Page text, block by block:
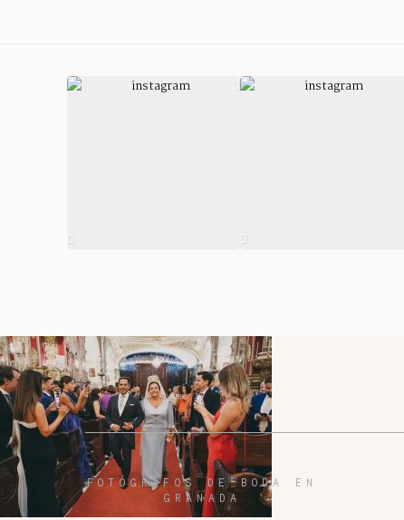
FOTÓGRAFOS DE BODA EN
GRANADA